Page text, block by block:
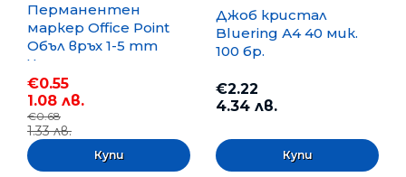
Перманентен
маркер Office Point
Объл връх 1-5 mm
Черен
€0.55
1.08 лв.
€0.68
1.33 лв.
Джоб кристал
Bluering А4 40 мик.
100 бр.
€2.22
4.34 лв.